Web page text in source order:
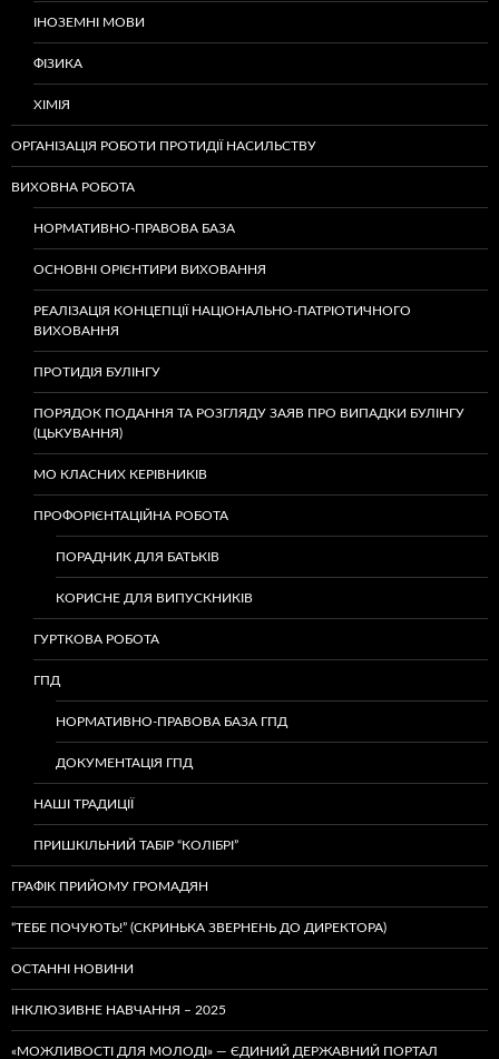
ІНОЗЕМНІ МОВИ
ФІЗИКА
ХІМІЯ
ОРГАНІЗАЦІЯ РОБОТИ ПРОТИДІЇ НАСИЛЬСТВУ
ВИХОВНА РОБОТА
НОРМАТИВНО-ПРАВОВА БАЗА
ОСНОВНІ ОРІЄНТИРИ ВИХОВАННЯ
РЕАЛІЗАЦІЯ КОНЦЕПЦІЇ НАЦІОНАЛЬНО-ПАТРІОТИЧНОГО
ВИХОВАННЯ
ПРОТИДІЯ БУЛІНГУ
ПОРЯДОК ПОДАННЯ ТА РОЗГЛЯДУ ЗАЯВ ПРО ВИПАДКИ БУЛІНГУ
(ЦЬКУВАННЯ)
МО КЛАСНИХ КЕРІВНИКІВ
ПРОФОРІЄНТАЦІЙНА РОБОТА
ПОРАДНИК ДЛЯ БАТЬКІВ
КОРИСНЕ ДЛЯ ВИПУСКНИКІВ
ГУРТКОВА РОБОТА
ГПД
НОРМАТИВНО-ПРАВОВА БАЗА ГПД
ДОКУМЕНТАЦІЯ ГПД
НАШІ ТРАДИЦІЇ
ПРИШКІЛЬНИЙ ТАБІР “КОЛІБРІ”
ГРАФІК ПРИЙОМУ ГРОМАДЯН
“ТЕБЕ ПОЧУЮТЬ!” (СКРИНЬКА ЗВЕРНЕНЬ ДО ДИРЕКТОРА)
ОСТАННІ НОВИНИ
ІНКЛЮЗИВНЕ НАВЧАННЯ – 2025
«МОЖЛИВОСТІ ДЛЯ МОЛОДІ» — ЄДИНИЙ ДЕРЖАВНИЙ ПОРТАЛ